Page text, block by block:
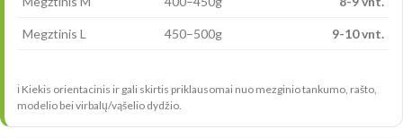
Megztinis L 450–500g 9-10 vnt.
ℹ️ Kiekis orientacinis ir gali skirtis priklausomai nuo mezginio tankumo, rašto,
modelio bei virbalų/vąšelio dydžio.